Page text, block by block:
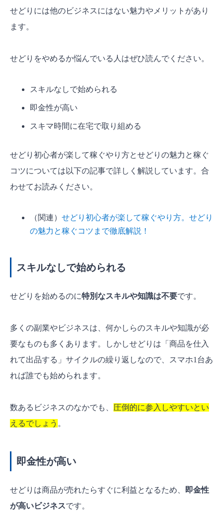
せどりには他のビジネスにはない魅力やメリットがあり
ます。
せどりをやめるか悩んでいる人はぜひ読んでください。
スキルなしで始められる
即金性が高い
スキマ時間に在宅で取り組める
せどり初心者が楽して稼ぐやり方とせどりの魅力と稼ぐ
コツについては以下の記事で詳しく解説しています。合
わせてお読みください。
（関連） せどり初心者が楽して稼ぐやり方。せどり
の魅力と稼ぐコツまで徹底解説！
スキルなしで始められる
せどりを始めるのに特別なスキルや知識は不要です。
多くの副業やビジネスは、何かしらのスキルや知識が必
要なものも多くあります。しかしせどりは「商品を仕入
れて出品する」サイクルの繰り返しなので、スマホ1台あ
れば誰でも始められます。
数あるビジネスのなかでも、 圧倒的に参入しやすいとい
えるでしょう 。
即金性が高い
せどりは商品が売れたらすぐに利益となるため、
即金性
が高いビジネスです。